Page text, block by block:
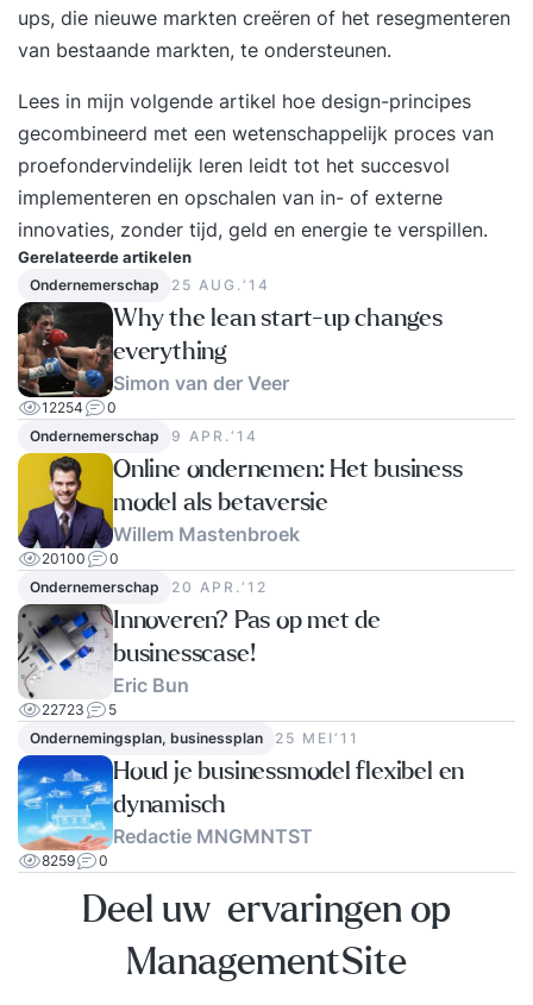
ups, die nieuwe markten creëren of het resegmenteren
van bestaande markten, te ondersteunen.
Lees in mijn volgende artikel hoe design-principes
gecombineerd met een wetenschappelijk proces van
proefondervindelijk leren leidt tot het succesvol
implementeren en opschalen van in- of externe
innovaties, zonder tijd, geld en energie te verspillen.
Gerelateerde artikelen
Ondernemerschap 25 AUG.‘14
Why the lean start-up changes
everything
Simon van der Veer
12254
0
Ondernemerschap
9 APR.‘14
Online ondernemen: Het business
model als betaversie
Willem Mastenbroek
20100
0
Ondernemerschap
20 APR.‘12
Innoveren? Pas op met de
businesscase!
Eric Bun
22723
5
Ondernemingsplan, businessplan
25 MEI‘11
Houd je businessmodel flexibel en
dynamisch
Redactie MNGMNTST
8259 0
Deel uw ervaringen op
ManagementSite